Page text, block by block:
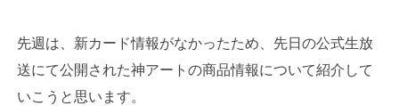
先週は、新カード情報がなかったため、先日の公式生放
送にて公開された神アートの商品情報について紹介して
いこうと思います。